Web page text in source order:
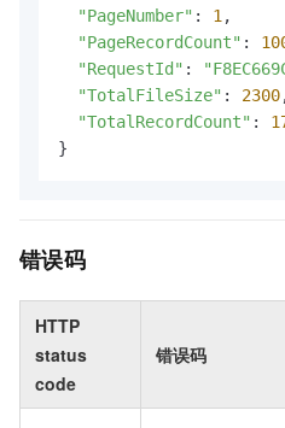
"PageNumber" : 1 ,
"PageRecordCount" :
"RequestId" :
"TotalFileSize" : 2300
"TotalRecordCount" :
}
错误码
HTTP
status
code
错误码